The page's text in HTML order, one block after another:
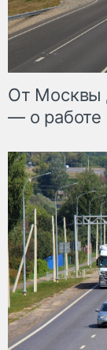
От Москвы
— о работе